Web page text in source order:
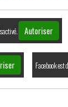
Autoriser
Facebook est